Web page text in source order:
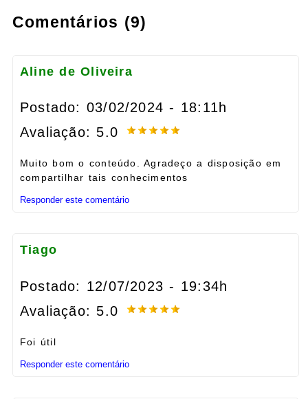
Comentários (9)
Aline de Oliveira
Postado: 03/02/2024 - 18:11h
Avaliação: 5.0
Muito bom o conteúdo. Agradeço a disposição em
compartilhar tais conhecimentos
Responder este comentário
Tiago
Postado: 12/07/2023 - 19:34h
Avaliação: 5.0
Foi útil
Responder este comentário